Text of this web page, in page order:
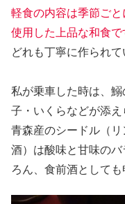
軽食の内容は季節ご
使用した上品な和食で
どれも丁寧に作られて
私が乗車した時は、
子・いくらなどが添え
青森産のシードル（
酒）は酸味と甘味の
ろん、食前酒としても